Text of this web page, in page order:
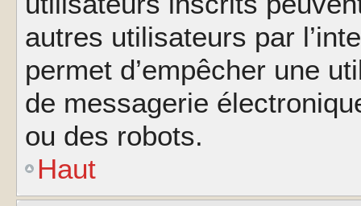
autres utilisateurs par
permet d’empêcher une
de messagerie
ou des robots.
Haut